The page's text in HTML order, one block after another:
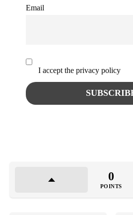
Email
I accept the privacy policy
0
POINTS